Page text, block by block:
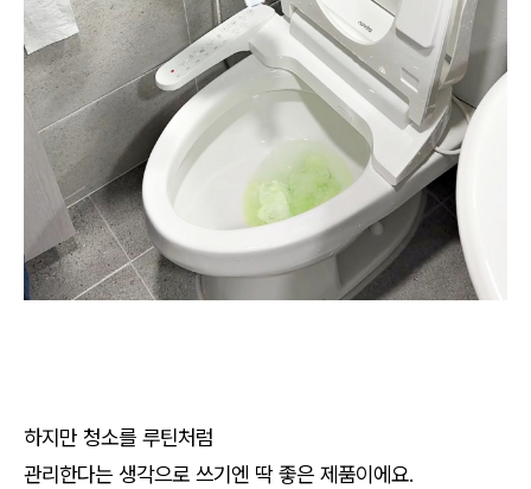
하지만 청소를 루틴처럼
관리한다는 생각으로 쓰기엔 딱 좋은 제품이에요.